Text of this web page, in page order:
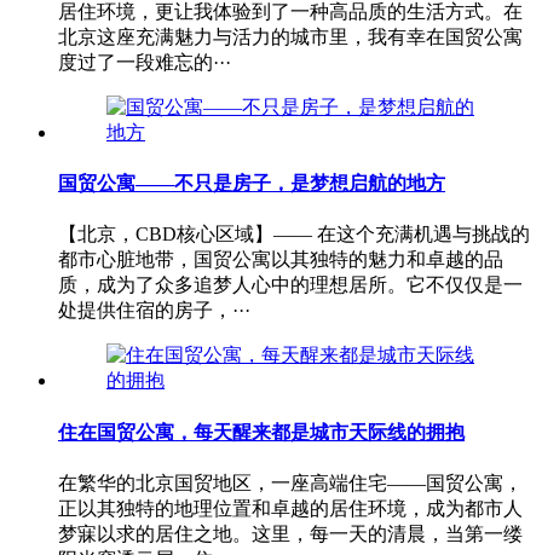
居住环境，更让我体验到了一种高品质的生活方式。在
北京这座充满魅力与活力的城市里，我有幸在国贸公寓
度过了一段难忘的···
国贸公寓——不只是房子，是梦想启航的地方
【北京，CBD核心区域】—— 在这个充满机遇与挑战的
都市心脏地带，国贸公寓以其独特的魅力和卓越的品
质，成为了众多追梦人心中的理想居所。它不仅仅是一
处提供住宿的房子，···
住在国贸公寓，每天醒来都是城市天际线的拥抱
在繁华的北京国贸地区，一座高端住宅——国贸公寓，
正以其独特的地理位置和卓越的居住环境，成为都市人
梦寐以求的居住之地。这里，每一天的清晨，当第一缕